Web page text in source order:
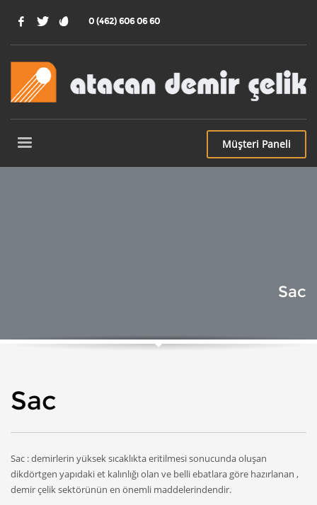
0 (462) 606 06 60
Müşteri Paneli
Sac
Sac
Sac : demirlerin yüksek sıcaklıkta eritilmesi sonucunda oluşan
dikdörtgen yapıdaki et kalınlığı olan ve belli ebatlara göre hazırlanan ,
demir çelik sektörünün en önemli maddelerindendir.